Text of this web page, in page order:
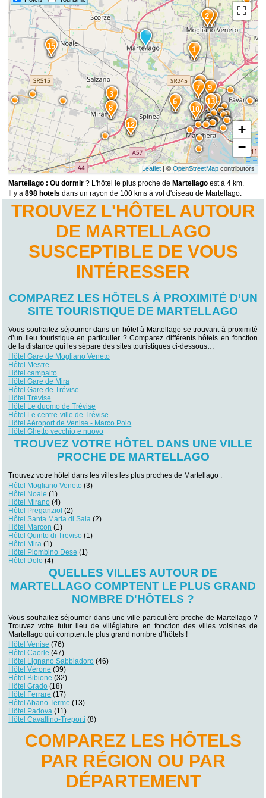
15
14
13
12
11
10
9
8
7
6
5
4
3
2
1
+
−
Leaflet| ©OpenStreetMapcontributors
Martellago : Ou dormir ? L'hôtel le plus proche de Martellago est à 4 km.
Il y a898 hotels dans un rayon de 100 kms à vol d'oiseau de Martellago.
TROUVEZ L'HÔTEL AUTOUR
DE MARTELLAGO
SUSCEPTIBLE DE VOUS
INTÉRESSER
COMPAREZ LES HÔTELS À PROXIMITÉ D’UN
SITE TOURISTIQUE DE MARTELLAGO
Vous souhaitez séjourner dans un hôtel à Martellago se trouvant à proximité
d’un lieu touristique en particulier ? Comparez différents hôtels en fonction
de la distance qui les sépare des sites touristiques ci-dessous…
Hôtel Gare de Mogliano Veneto
Hôtel Mestre
Hôtel campalto
Hôtel Gare de Mira
Hôtel Gare de Trévise
Hôtel Trévise
Hôtel Le duomo de Trévise
Hôtel Le centre-ville de Trévise
Hôtel Aéroport de Venise - Marco Polo
Hôtel Ghetto vecchio e nuovo
TROUVEZ VOTRE HÔTEL DANS UNE VILLE
PROCHE DE MARTELLAGO
Trouvez votre hôtel dans les villes les plus proches de Martellago :
Hôtel Mogliano Veneto (3)
Hôtel Noale (1)
Hôtel Mirano (4)
Hôtel Preganziol (2)
Hôtel Santa Maria di Sala (2)
Hôtel Marcon (1)
Hôtel Quinto di Treviso (1)
Hôtel Mira (1)
Hôtel Piombino Dese (1)
Hôtel Dolo (4)
QUELLES VILLES AUTOUR DE
MARTELLAGO COMPTENT LE PLUS GRAND
NOMBRE D'HÔTELS ?
Vous souhaitez séjourner dans une ville particulière proche de Martellago ?
Trouvez votre futur lieu de villégiature en fonction des villes voisines de
Martellago qui comptent le plus grand nombre d’hôtels !
Hôtel Venise (76)
Hôtel Caorle (47)
Hôtel Lignano Sabbiadoro (46)
Hôtel Vérone (39)
Hôtel Bibione (32)
Hôtel Grado (18)
Hôtel Ferrare (17)
Hôtel Abano Terme (13)
Hôtel Padova (11)
Hôtel Cavallino-Treporti (8)
COMPAREZ LES HÔTELS
PAR RÉGION OU PAR
DÉPARTEMENT